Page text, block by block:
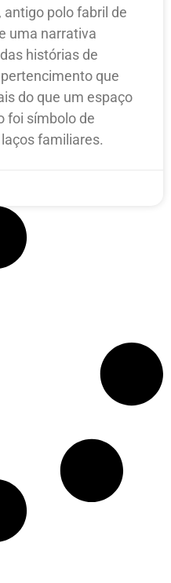
antigo polo fabril de
uma narrativa
histórias de
que
do que um espaço
foi símbolo de
familiares.